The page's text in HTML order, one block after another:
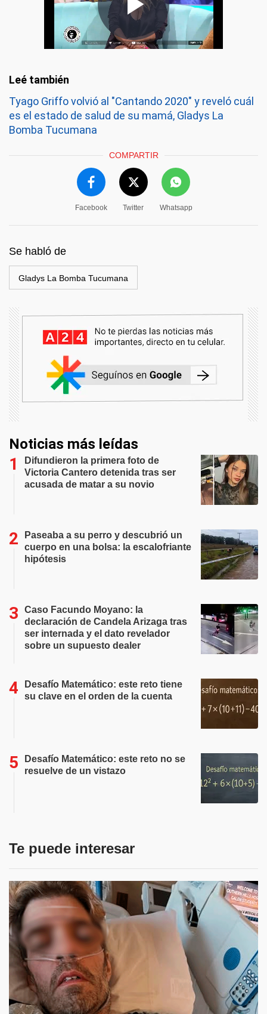
Tyago Griffo volvió al "Cantando 2020" y reveló cuál
es el estado de salud de su mamá, Gladys La
Bomba Tucumana
COMPARTIR
Facebook Twitter Whatsapp
Se habló de
Gladys La Bomba Tucumana
Noticias más leídas
Difundieron la primera foto de
Victoria Cantero detenida tras ser
acusada de matar a su novio
Paseaba a su perro y descubrió un
cuerpo en una bolsa: la escalofriante
hipótesis
Caso Facundo Moyano: la
declaración de Candela Arizaga tras
ser internada y el dato revelador
sobre un supuesto dealer
Desafío Matemático: este reto tiene
su clave en el orden de la cuenta
Desafío Matemático: este reto no se
resuelve de un vistazo
Te puede interesar